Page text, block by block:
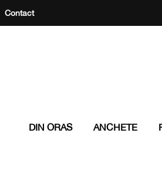
Contact
DIN ORAS ANCHETE